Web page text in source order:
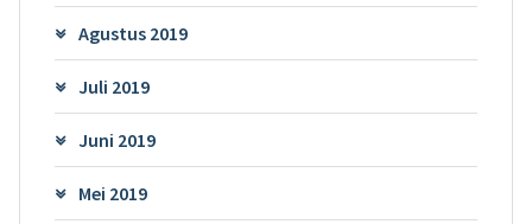
Agustus 2019
Juli 2019
Juni 2019
Mei 2019